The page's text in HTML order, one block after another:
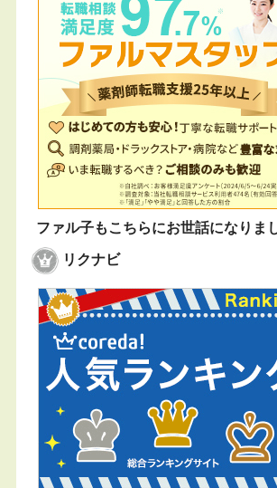
ファル子もこちらにお世話になりま
リクナビ